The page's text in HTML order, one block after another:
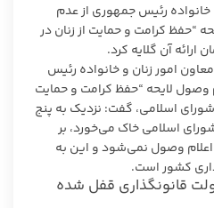
خانواده رئیس جمهوری از عدم
کرامت و حمایت از زنان در
امور زنان و خانواده رئیس
وصول لایحه “حفظ کرامت و حمایت
اسلامی، گفت: نزدیک به پنج
اسلامی خاک می‌خورد، بر
وصول نمی‌شود و این به
کشور است.
قانونگذاری قفل شده